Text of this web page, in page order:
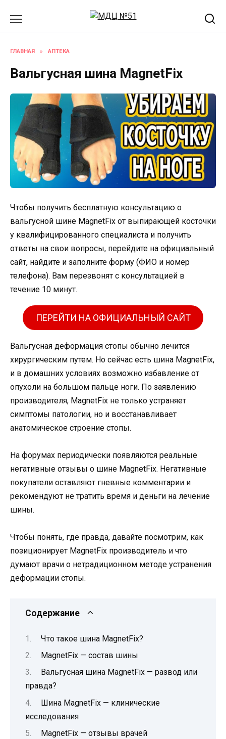
ГЛАВНАЯ » АПТЕКА
Вальгусная шина MagnetFix
Чтобы получить бесплатную консультацию о
вальгусной шине MagnetFix от выпирающей косточки
у квалифицированного специалиста и получить
ответы на свои вопросы, перейдите на официальный
сайт, найдите и заполните форму (ФИО и номер
телефона). Вам перезвонят с консультацией в
течение 10 минут.
ПЕРЕЙТИ НА ОФИЦИАЛЬНЫЙ САЙТ
Вальгусная деформация стопы обычно лечится
хирургическим путем. Но сейчас есть шина MagnetFix,
и в домашних условиях возможно избавление от
опухоли на большом пальце ноги. По заявлению
производителя, MagnetFix не только устраняет
симптомы патологии, но и восстанавливает
анатомическое строение стопы.
На форумах периодически появляются реальные
негативные отзывы о шине MagnetFix. Негативные
покупатели оставляют гневные комментарии и
рекомендуют не тратить время и деньги на лечение
шины.
Чтобы понять, где правда, давайте посмотрим, как
позиционирует MagnetFix производитель и что
думают врачи о нетрадиционном методе устранения
деформации стопы.
Содержание
Что такое шина MagnetFix?
MagnetFix — состав шины
Вальгусная шина MagnetFix — развод или
правда?
Шина MagnetFix — клинические
исследования
MagnetFix — отзывы врачей